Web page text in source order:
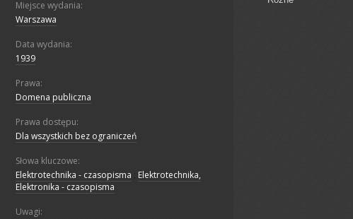
Miejsce wydania:
Warszawa
Data wydania:
1939
Prawa:
Domena publiczna
Prawa dostępu:
Dla wszystkich bez ograniczeń
Słowa kluczowe:
Elektrotechnika - czasopisma
Elektrotechnika,
Elektronika - czasopisma
Uwagi: